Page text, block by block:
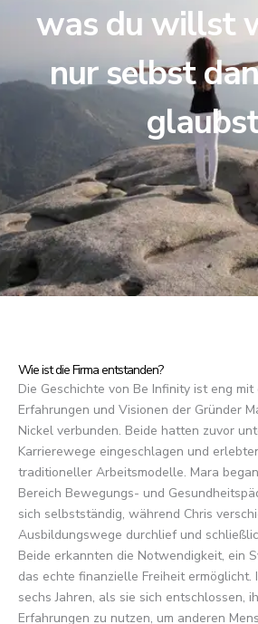
was du willst
nur selbst
Wie ist die Firma entstanden?
Die Geschichte von Be Infinity ist eng
Erfahrungen und Visionen der Gründer
Nickel verbunden. Beide hatten zuvor
Karrierewege eingeschlagen und
traditioneller Arbeitsmodelle. Mara
Bereich Bewegungs- und
sich selbstständig, während Chris
Ausbildungswege durchlief und
Beide erkannten die Notwendigkeit, ein
das echte finanzielle Freiheit ermöglicht.
sechs Jahren, als sie sich entschlossen,
Erfahrungen zu nutzen, um anderen